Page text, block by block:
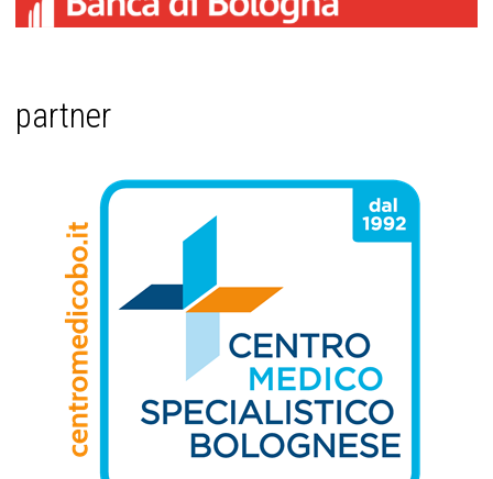
partner